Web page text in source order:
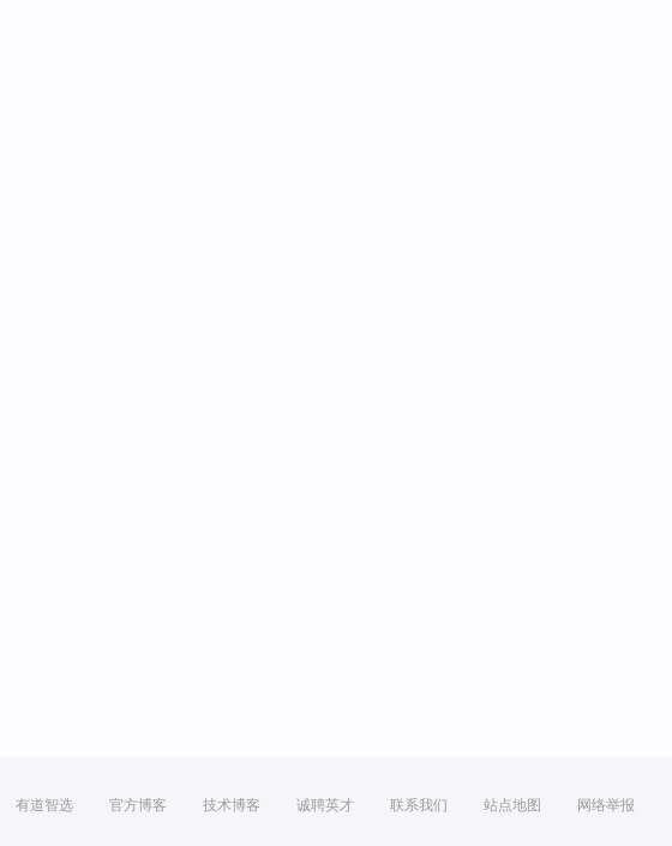
有道智选 官方博客 技术博客 诚聘英才 联系我们 站点地图 网络举报